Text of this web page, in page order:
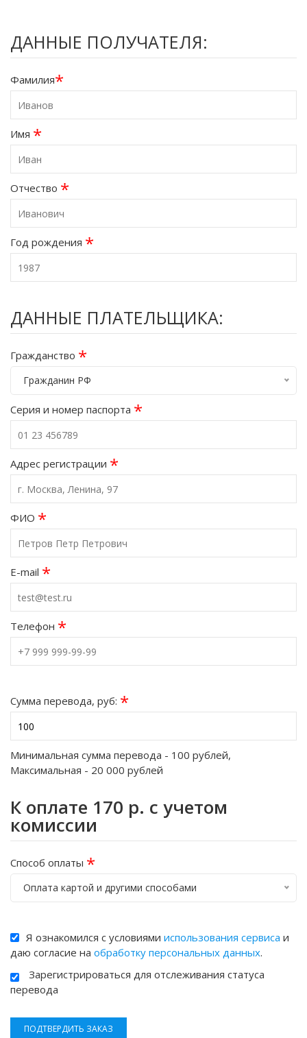
ДАННЫЕ ПОЛУЧАТЕЛЯ:
Фамилия*
Имя *
Отчество *
Год рождения *
ДАННЫЕ ПЛАТЕЛЬЩИКА:
Гражданство *
Гражданин РФ
Серия и номер паспорта *
Адрес регистрации *
ФИО *
E-mail *
Телефон *
Сумма перевода, руб: *
Минимальная сумма перевода - 100 рублей,
Максимальная - 20 000 рублей
К оплате 170 р. с учетом
комиссии
Способ оплаты *
Оплата картой и другими способами
Я ознакомился с условиями использования сервиса и
даю согласие на обработку персональных данных.
Зарегистрироваться для отслеживания статуса
перевода
ПОДТВЕРДИТЬ ЗАКАЗ